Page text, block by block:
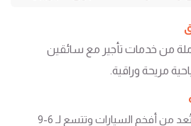
من خدمات تأجير مع سائقين
مريحة وراقية.
: تُعد من أفخم السيارات وتتسع لـ 6-9